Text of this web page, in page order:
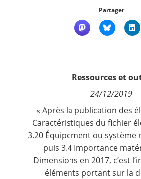
Qui sommes nous ?
Partager
Ressources et
24/12/2019
« Après la publication des
Caractéristiques du fichier
3.20 Équipement ou système
puis 3.4 Importance
Dimensions en 2017, c’est
éléments portant sur la